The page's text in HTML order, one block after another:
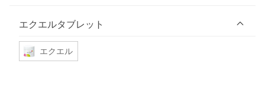
エクエルタブレット
エクエル